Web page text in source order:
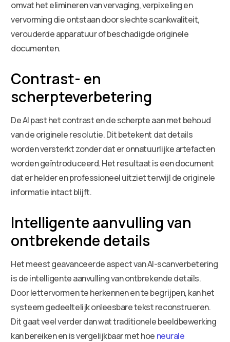
omvat het elimineren van vervaging, verpixeling en
vervorming die ontstaan door slechte scankwaliteit,
verouderde apparatuur of beschadigde originele
documenten.
Contrast- en
scherpteverbetering
De AI past het contrast en de scherpte aan met behoud
van de originele resolutie. Dit betekent dat details
worden versterkt zonder dat er onnatuurlijke artefacten
worden geïntroduceerd. Het resultaat is een document
dat er helder en professioneel uitziet terwijl de originele
informatie intact blijft.
Intelligente aanvulling van
ontbrekende details
Het meest geavanceerde aspect van AI-scanverbetering
is de intelligente aanvulling van ontbrekende details.
Door lettervormen te herkennen en te begrijpen, kan het
systeem gedeeltelijk onleesbare tekst reconstrueren.
Dit gaat veel verder dan wat traditionele beeldbewerking
kan bereiken en is vergelijkbaar met hoe neurale